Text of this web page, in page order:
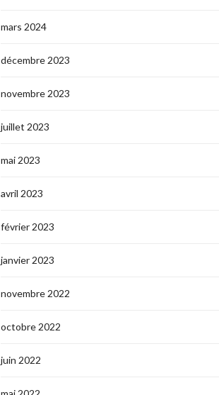
mars 2024
décembre 2023
novembre 2023
juillet 2023
mai 2023
avril 2023
février 2023
janvier 2023
novembre 2022
octobre 2022
juin 2022